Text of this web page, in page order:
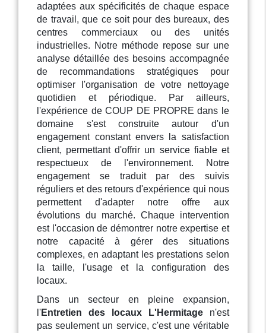
adaptées aux spécificités de chaque espace
de travail, que ce soit pour des bureaux, des
centres commerciaux ou des unités
industrielles. Notre méthode repose sur une
analyse détaillée des besoins accompagnée
de recommandations stratégiques pour
optimiser l'organisation de votre nettoyage
quotidien et périodique. Par ailleurs,
l'expérience de COUP DE PROPRE dans le
domaine s'est construite autour d'un
engagement constant envers la satisfaction
client, permettant d'offrir un service fiable et
respectueux de l'environnement. Notre
engagement se traduit par des suivis
réguliers et des retours d'expérience qui nous
permettent d'adapter notre offre aux
évolutions du marché. Chaque intervention
est l'occasion de démontrer notre expertise et
notre capacité à gérer des situations
complexes, en adaptant les prestations selon
la taille, l'usage et la configuration des
locaux.
Dans un secteur en pleine expansion,
l'Entretien des locaux L'Hermitagen'est
pas seulement un service, c'est une véritable